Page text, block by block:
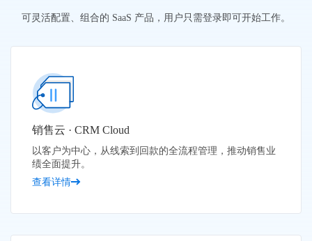
可灵活配置、组合的 SaaS 产品，用户只需登录即可开始工作。
销售云 · CRM Cloud
以客户为中心，从线索到回款的全流程管理，推动销售业
绩全面提升。
查看详情